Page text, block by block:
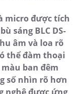
micro được tích
sáng BLC DS-
âm và loa rõ
thể đàm thoại
ban đêm
số nhìn rõ hơn